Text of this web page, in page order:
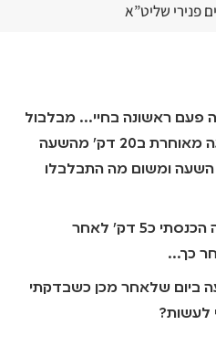
פנירי שליט”א
פעם ראשונה בחיי... מבלבול
מסוים, זכרתי ששעת השקיעה מאוחרת ב20 דק' מהשעה
ומשום מה התבלבלו
מה שקרה הוא, שאת הבדיקה הכנסתי כ5 דק' לאחר
ביום שלאחר מכן כשבדקתי
לעשות?